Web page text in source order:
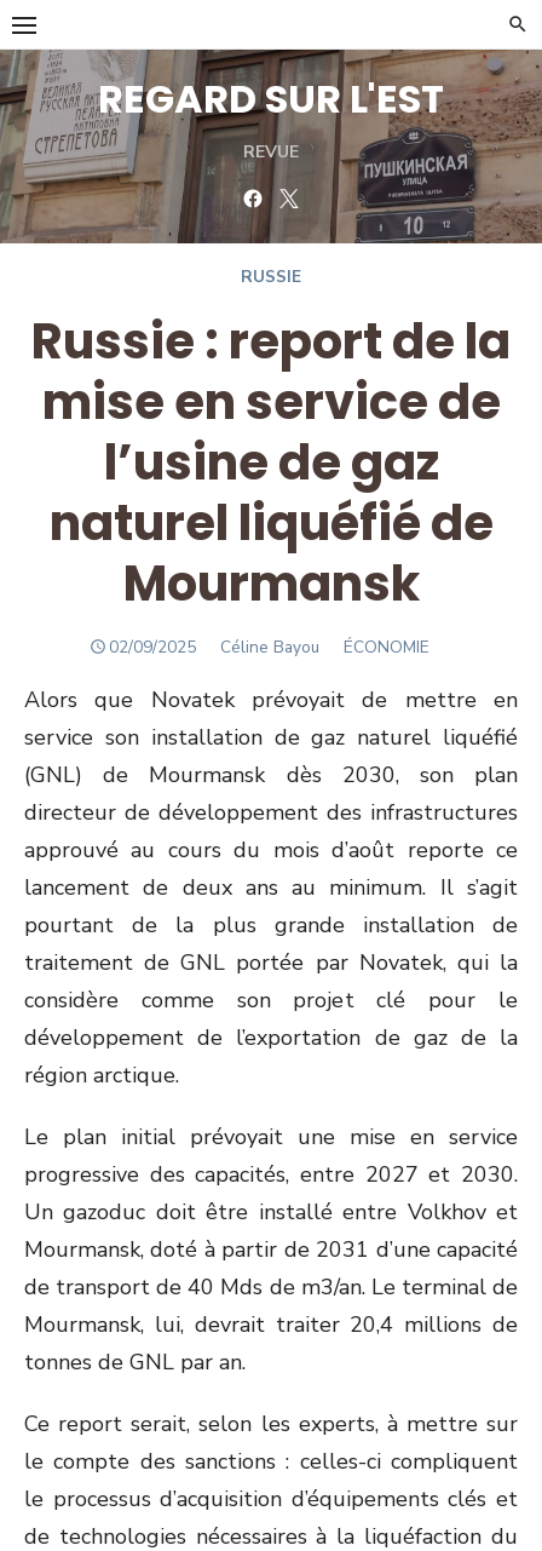
Skip
to
content
REGARD SUR L'EST
REVUE
FacebookTwitter
RUSSIE
Russie : report de la
mise en service de
l’usine de gaz
naturel liquéfié de
Mourmansk
POSTED
02/09/2025 Author
Céline Bayou ÉCONOMIE
Alors que Novatek prévoyait de mettre en
service son installation de gaz naturel liquéfié
(GNL) de Mourmansk dès 2030, son plan
directeur de développement des infrastructures
approuvé au cours du mois d’août reporte ce
lancement de deux ans au minimum. Il s’agit
pourtant de la plus grande installation de
traitement de GNL portée par Novatek, qui la
considère comme son projet clé pour le
développement de l’exportation de gaz de la
région arctique.
Le plan initial prévoyait une mise en service
progressive des capacités, entre 2027 et 2030.
Un gazoduc doit être installé entre Volkhov et
Mourmansk, doté à partir de 2031 d’une capacité
de transport de 40 Mds de m3/an. Le terminal de
Mourmansk, lui, devrait traiter 20,4 millions de
tonnes de GNL par an.
Ce report serait, selon les experts, à mettre sur
le compte des sanctions : celles-ci compliquent
le processus d’acquisition d’équipements clés et
de technologies nécessaires à la liquéfaction du